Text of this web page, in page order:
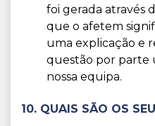
foi gerada através
que o afetem
uma explicação e
questão por parte
nossa equipa.
10. QUAIS SÃO OS